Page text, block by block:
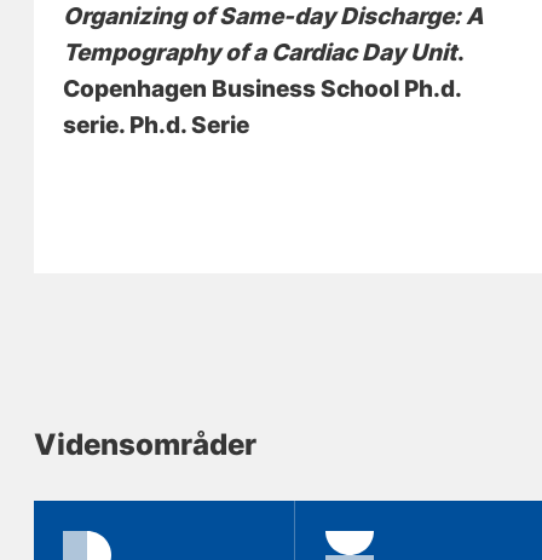
Organizing of Same-day Discharge: A
Tempography of a Cardiac Day Unit.
Copenhagen Business School Ph.d.
serie. Ph.d. Serie
Vidensområder